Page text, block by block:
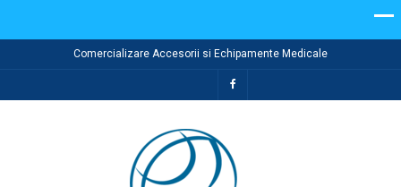
Comercializare Accesorii si Echipamente Medicale